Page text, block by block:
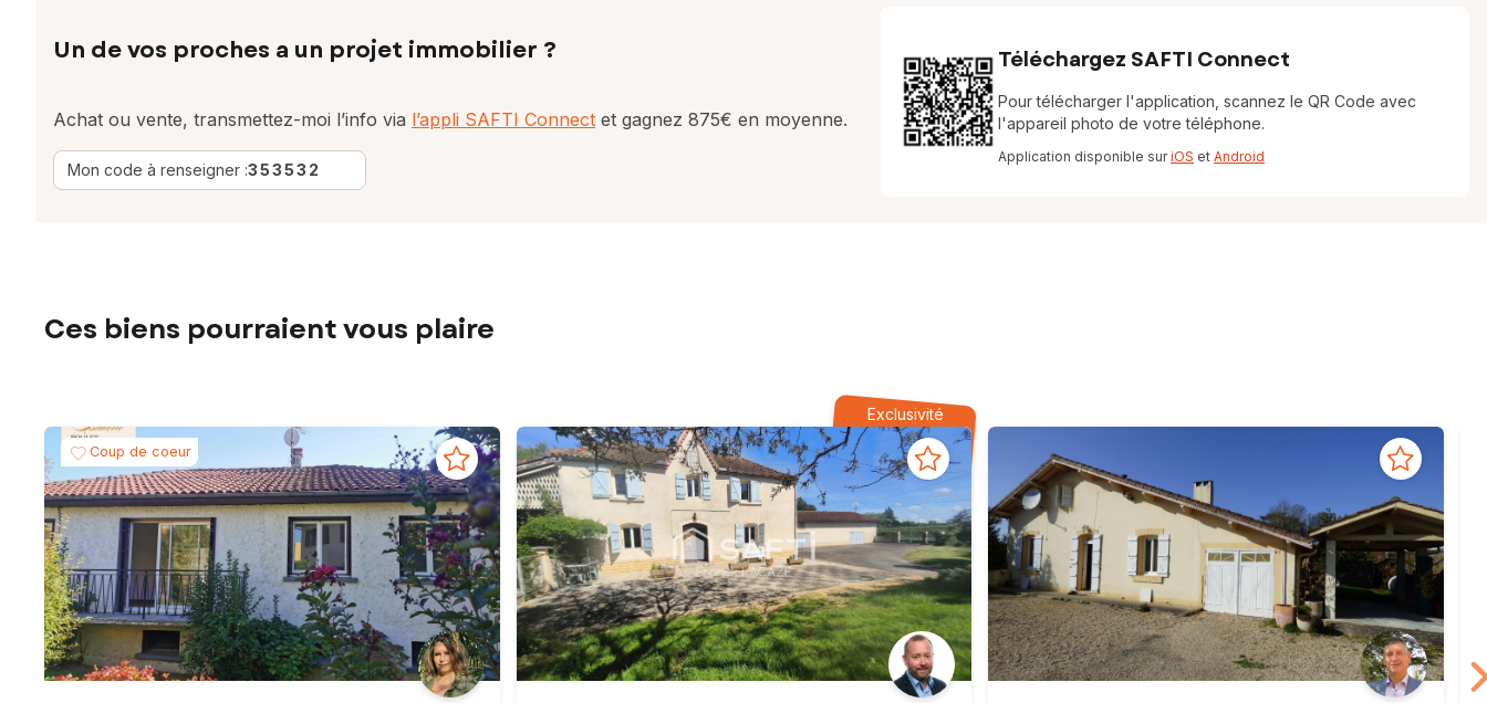
Un de vos proches a un projet immobilier ?
Achat ou vente, transmettez-moi l’info via l’appli SAFTI Connect et gagnez 875€ en moyenne.
Mon code à renseigner :353532
Téléchargez SAFTI Connect
Pour télécharger l'application, scannez le QR Code avec
l'appareil photo de votre téléphone.
Application disponible suriOS et Android
Ces biens pourraient vous plaire
Coup de coeur
Exclusivité